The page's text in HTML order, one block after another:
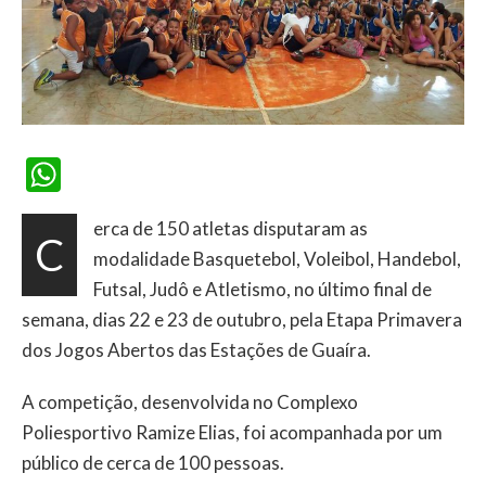
C
erca de 150 atletas disputaram as
modalidade Basquetebol, Voleibol, Handebol,
Futsal, Judô e Atletismo, no último final de
semana, dias 22 e 23 de outubro, pela Etapa Primavera
dos Jogos Abertos das Estações de Guaíra.
A competição, desenvolvida no Complexo
Poliesportivo Ramize Elias, foi acompanhada por um
público de cerca de 100 pessoas.